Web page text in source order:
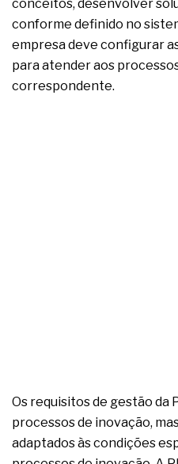
conceitos, desenvolver
conforme definido no
empresa deve configurar
para atender aos
correspondente.
Os requisitos de gestão da
processos de inovação,
adaptados às condições